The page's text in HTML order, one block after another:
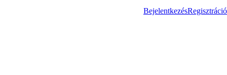
BejelentkezésRegisztráció